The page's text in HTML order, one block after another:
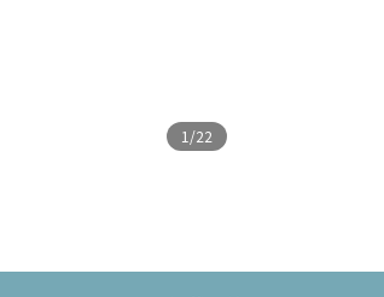
1/22